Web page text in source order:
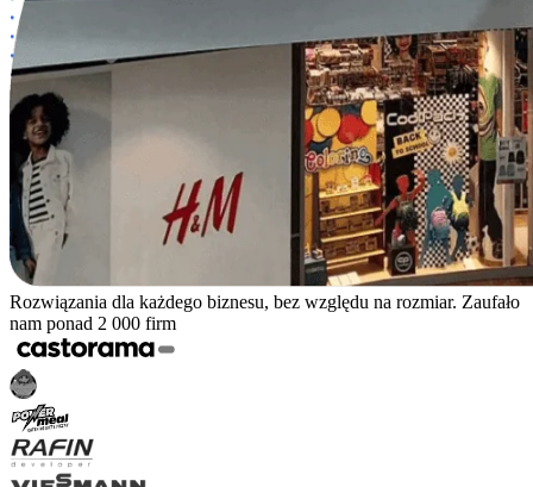
Rozwiązania dla każdego biznesu, bez względu na rozmiar. Zaufało
nam ponad 2 000 firm